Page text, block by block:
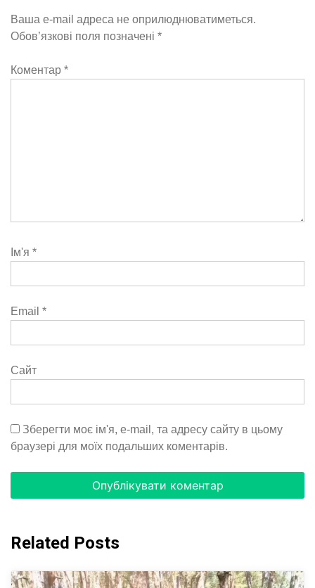
Ваша e-mail адреса не оприлюднюватиметься.
Обов’язкові поля позначені *
Коментар *
Ім'я *
Email *
Сайт
Зберегти моє ім'я, e-mail, та адресу сайту в цьому
браузері для моїх подальших коментарів.
Related Posts